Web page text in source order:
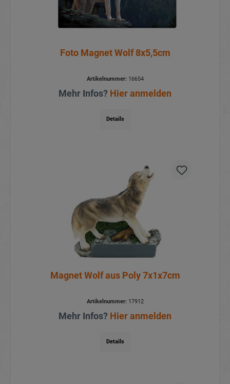
Foto Magnet Wolf 8x5,5cm
Artikelnummer:16654
Mehr Infos? Hier anmelden
Details
Magnet Wolf aus Poly 7x1x7cm
Artikelnummer:17912
Mehr Infos? Hier anmelden
Details